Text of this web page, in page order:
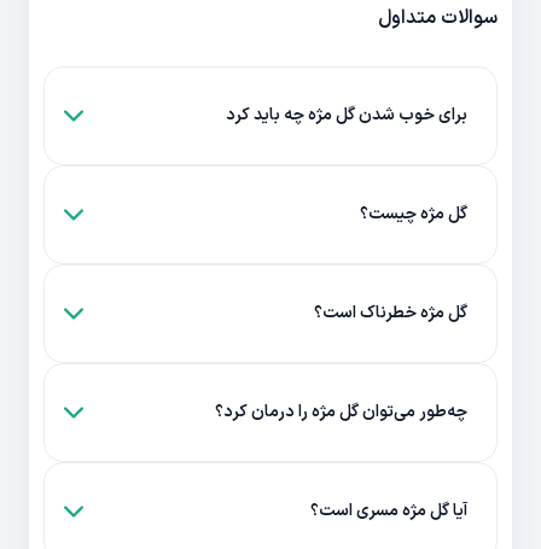
سوالات متداول
برای خوب شدن گل مژه چه باید کرد
گل مژه چیست؟
گل مژه خطرناک است؟
چه‌طور می‌توان گل مژه را درمان کرد؟
آیا گل مژه مسری است؟